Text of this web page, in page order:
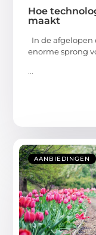
Hoe
maakt
In de
enorme sprong
...
AANBIEDINGEN